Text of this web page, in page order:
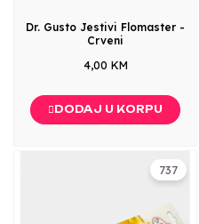
Dr. Gusto Jestivi Flomaster -
Crveni
4,00 KM
DODAJ U KORPU
737